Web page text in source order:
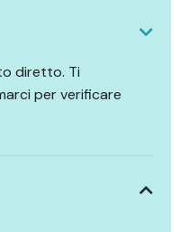
diretto. Ti
per verificare